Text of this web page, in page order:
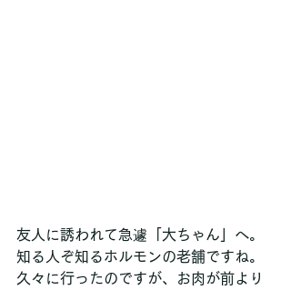
友人に誘われて急遽「大ちゃん」へ。
知る人ぞ知るホルモンの老舗ですね。
久々に行ったのですが、お肉が前より